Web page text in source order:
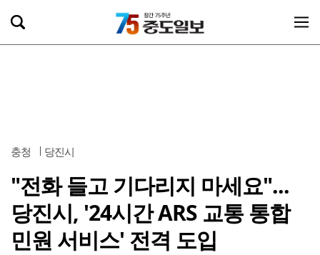
충청 당진시
"전화 들고 기다리지 마세요"...
당진시, '24시간 ARS 교통 통합
민원 서비스' 전격 도입